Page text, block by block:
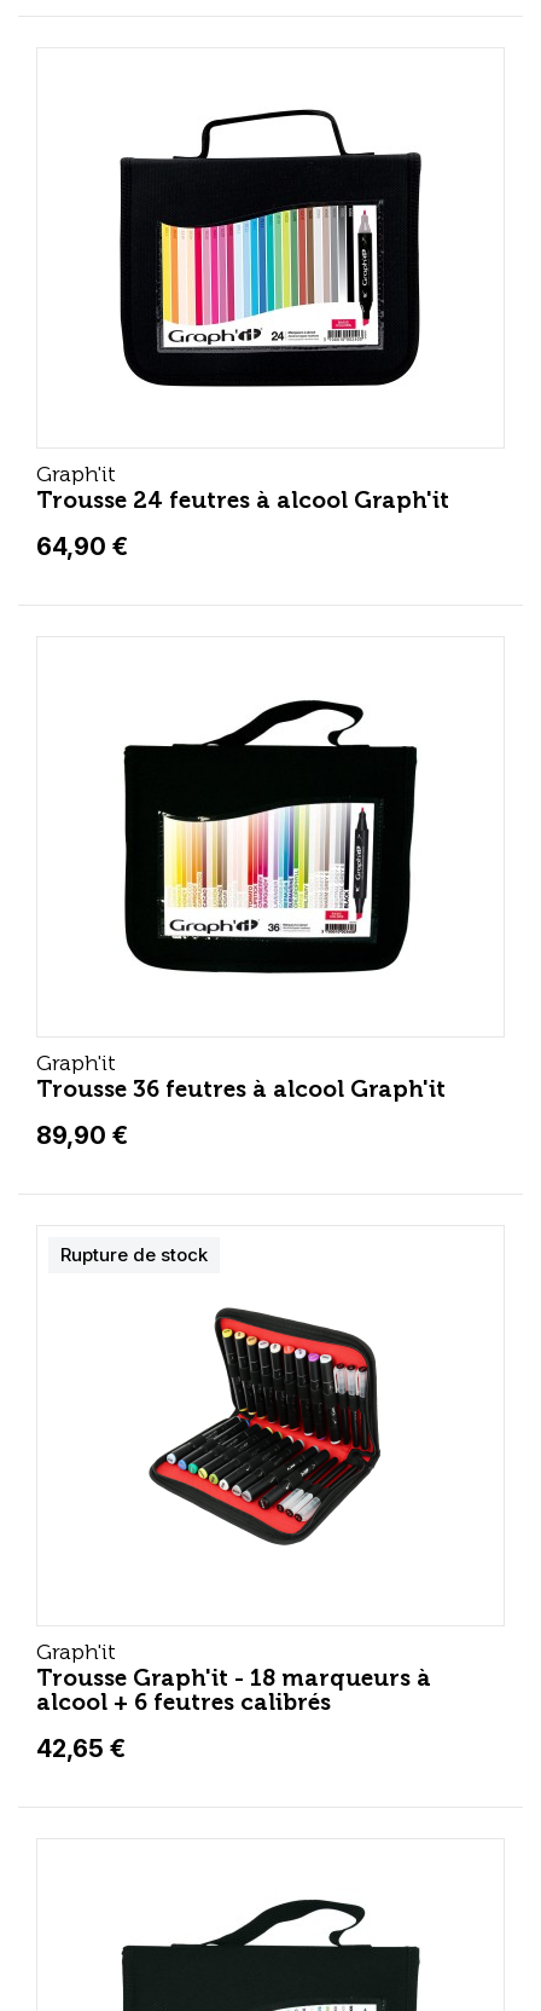
Graph'it
Trousse 24 feutres à alcool Graph'it
64,90 €
Graph'it
Trousse 36 feutres à alcool Graph'it
89,90 €
Graph'it
Trousse Graph'it - 18 marqueurs à
alcool + 6 feutres calibrés
42,65 €
Rupture de stock